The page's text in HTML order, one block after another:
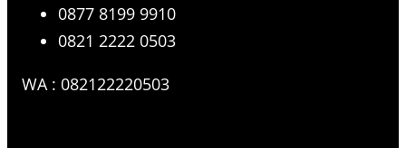
0877 8199 9910
0821 2222 0503
WA : 082122220503